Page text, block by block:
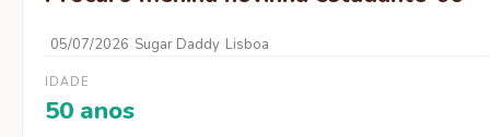
05/07/2026 Sugar Daddy Lisboa
IDADE
50 anos